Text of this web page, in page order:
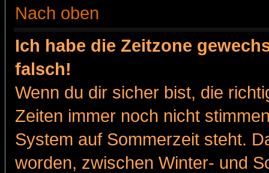
Nach oben
Ich habe die Zeitzone
falsch!
Wenn du dir sicher bist, die
Zeiten immer noch nicht
System auf Sommerzeit steht.
worden, zwischen Winter- und